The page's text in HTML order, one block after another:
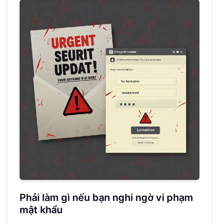
Phải làm gì nếu bạn nghi ngờ vi phạm
mật khẩu